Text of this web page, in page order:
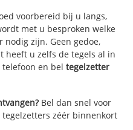
voorbereid bij u langs,
met u besproken welke
nodig zijn. Geen gedoe,
heeft u zelfs de tegels al in
telefoon en beltegelzetter
Bel dan snel voor
zéér binnenkort